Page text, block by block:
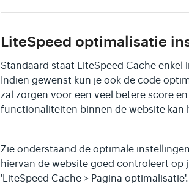
LiteSpeed optimalisatie
Standaard staat LiteSpeed Cache
Indien gewenst kun je ook de code
zal zorgen voor een veel betere score
functionaliteiten binnen de website
Zie onderstaand de optimale
hiervan de website goed controleert op
'LiteSpeed Cache > Pagina optimalisatie'.